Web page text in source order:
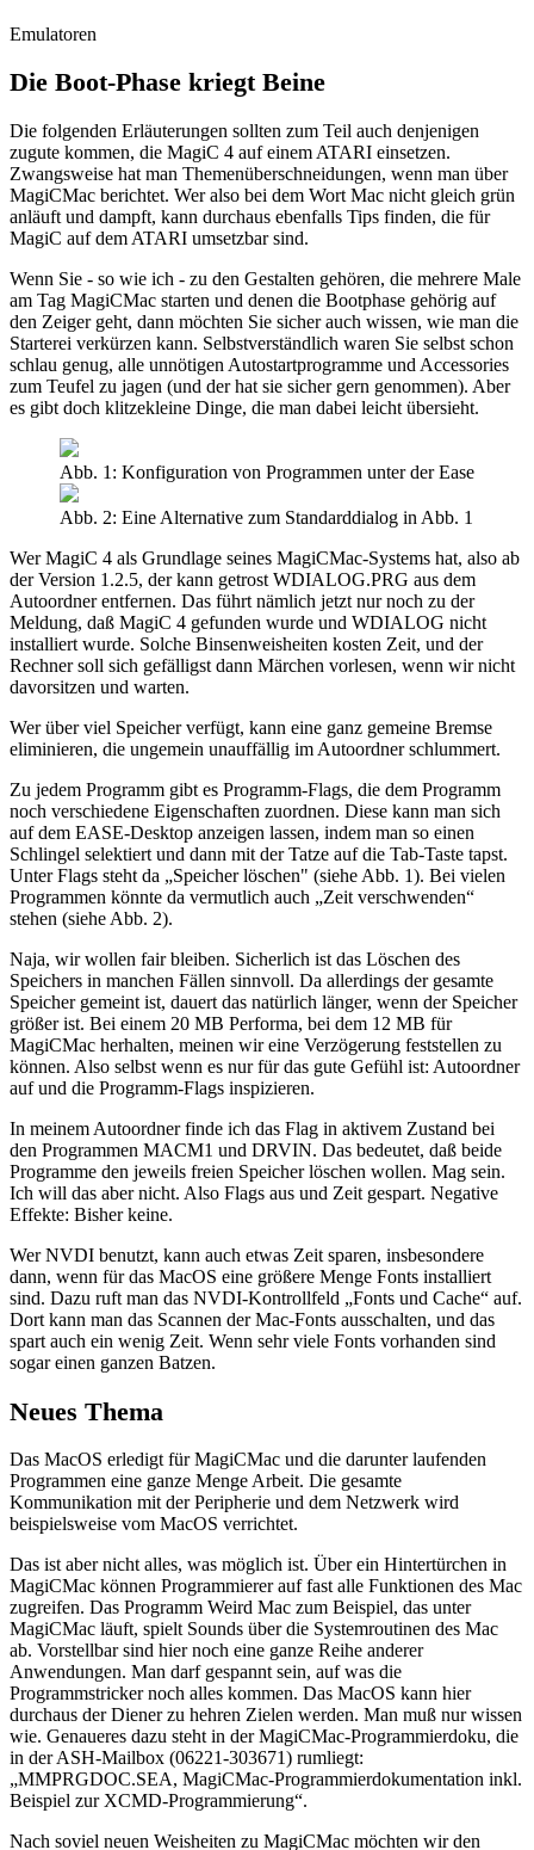
Emulatoren
Die Boot-Phase kriegt Beine
Die folgenden Erläuterungen sollten zum Teil auch denjenigen
zugute kommen, die MagiC 4 auf einem ATARI einsetzen.
Zwangsweise hat man Themenüberschneidungen, wenn man über
MagiCMac berichtet. Wer also bei dem Wort Mac nicht gleich grün
anläuft und dampft, kann durchaus ebenfalls Tips finden, die für
MagiC auf dem ATARI umsetzbar sind.
Wenn Sie - so wie ich - zu den Gestalten gehören, die mehrere Male
am Tag MagiCMac starten und denen die Bootphase gehörig auf
den Zeiger geht, dann möchten Sie sicher auch wissen, wie man die
Starterei verkürzen kann. Selbstverständlich waren Sie selbst schon
schlau genug, alle unnötigen Autostartprogramme und Accessories
zum Teufel zu jagen (und der hat sie sicher gern genommen). Aber
es gibt doch klitzekleine Dinge, die man dabei leicht übersieht.
Abb. 1: Konfiguration von Programmen unter der Ease
Abb. 2: Eine Alternative zum Standarddialog in Abb. 1
Wer MagiC 4 als Grundlage seines MagiCMac-Systems hat, also ab
der Version 1.2.5, der kann getrost WDIALOG.PRG aus dem
Autoordner entfernen. Das führt nämlich jetzt nur noch zu der
Meldung, daß MagiC 4 gefunden wurde und WDIALOG nicht
installiert wurde. Solche Binsenweisheiten kosten Zeit, und der
Rechner soll sich gefälligst dann Märchen vorlesen, wenn wir nicht
davorsitzen und warten.
Wer über viel Speicher verfügt, kann eine ganz gemeine Bremse
eliminieren, die ungemein unauffällig im Autoordner schlummert.
Zu jedem Programm gibt es Programm-Flags, die dem Programm
noch verschiedene Eigenschaften zuordnen. Diese kann man sich
auf dem EASE-Desktop anzeigen lassen, indem man so einen
Schlingel selektiert und dann mit der Tatze auf die Tab-Taste tapst.
Unter Flags steht da „Speicher löschen" (siehe Abb. 1). Bei vielen
Programmen könnte da vermutlich auch „Zeit verschwenden“
stehen (siehe Abb. 2).
Naja, wir wollen fair bleiben. Sicherlich ist das Löschen des
Speichers in manchen Fällen sinnvoll. Da allerdings der gesamte
Speicher gemeint ist, dauert das natürlich länger, wenn der Speicher
größer ist. Bei einem 20 MB Performa, bei dem 12 MB für
MagiCMac herhalten, meinen wir eine Verzögerung feststellen zu
können. Also selbst wenn es nur für das gute Gefühl ist: Autoordner
auf und die Programm-Flags inspizieren.
In meinem Autoordner finde ich das Flag in aktivem Zustand bei
den Programmen MACM1 und DRVIN. Das bedeutet, daß beide
Programme den jeweils freien Speicher löschen wollen. Mag sein.
Ich will das aber nicht. Also Flags aus und Zeit gespart. Negative
Effekte: Bisher keine.
Wer NVDI benutzt, kann auch etwas Zeit sparen, insbesondere
dann, wenn für das MacOS eine größere Menge Fonts installiert
sind. Dazu ruft man das NVDI-Kontrollfeld „Fonts und Cache“ auf.
Dort kann man das Scannen der Mac-Fonts ausschalten, und das
spart auch ein wenig Zeit. Wenn sehr viele Fonts vorhanden sind
sogar einen ganzen Batzen.
Neues Thema
Das MacOS erledigt für MagiCMac und die darunter laufenden
Programmen eine ganze Menge Arbeit. Die gesamte
Kommunikation mit der Peripherie und dem Netzwerk wird
beispielsweise vom MacOS verrichtet.
Das ist aber nicht alles, was möglich ist. Über ein Hintertürchen in
MagiCMac können Programmierer auf fast alle Funktionen des Mac
zugreifen. Das Programm Weird Mac zum Beispiel, das unter
MagiCMac läuft, spielt Sounds über die Systemroutinen des Mac
ab. Vorstellbar sind hier noch eine ganze Reihe anderer
Anwendungen. Man darf gespannt sein, auf was die
Programmstricker noch alles kommen. Das MacOS kann hier
durchaus der Diener zu hehren Zielen werden. Man muß nur wissen
wie. Genaueres dazu steht in der MagiCMac-Programmierdoku, die
in der ASH-Mailbox (06221-303671) rumliegt:
„MMPRGDOC.SEA, MagiCMac-Programmierdokumentation inkl.
Beispiel zur XCMD-Programmierung“.
Nach soviel neuen Weisheiten zu MagiCMac möchten wir den